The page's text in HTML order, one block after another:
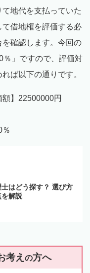
地代を支払っていた
借地権を評価する必
確認します。今回の
％」ですので、評価対
ば以下の通りです。
額】22500000円
％
はどう探す？ 選び方
解説
考え の方へ